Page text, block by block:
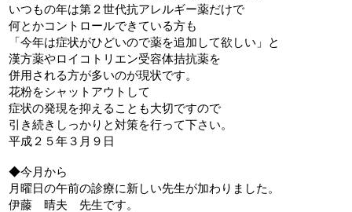
いつもの年は第２世代抗アレルギー薬だけで
何とかコントロールできている方も
「今年は症状がひどいので薬を追加して欲しい」と
漢方薬やロイコトリエン受容体拮抗薬を
併用される方が多いのが現状です。
花粉をシャットアウトして
症状の発現を抑えることも大切ですので
引き続きしっかりと対策を行って下さい。
平成２５年３月９日
◆今月から
月曜日の午前の診療に新しい先生が加わりました。
伊藤 晴夫 先生です。